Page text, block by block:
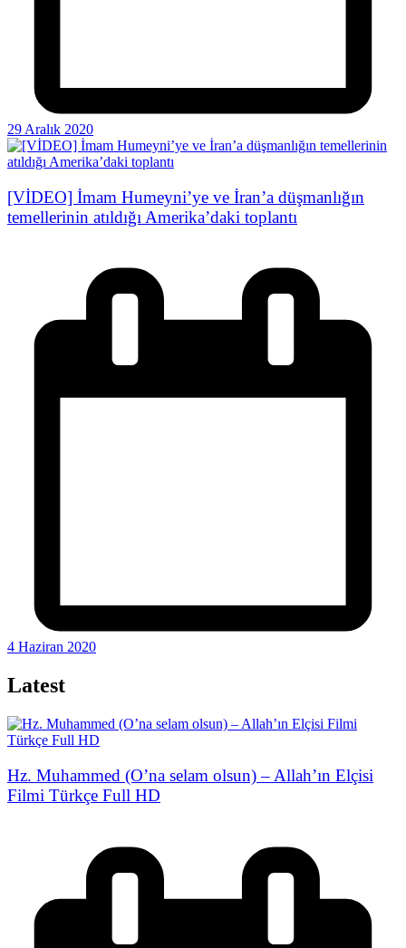
29 Aralık 2020
[VİDEO] İmam Humeyni’ye ve İran’a düşmanlığın
temellerinin atıldığı Amerika’daki toplantı
4 Haziran 2020
Latest
Hz. Muhammed (O’na selam olsun) – Allah’ın Elçisi
Filmi Türkçe Full HD